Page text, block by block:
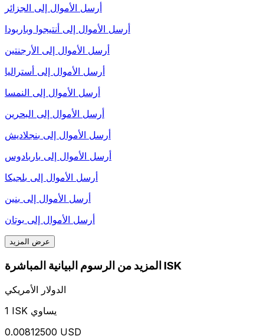
أرسل الأموال إلى الجزائر
أرسل الأموال إلى أنتيجوا وباربودا
أرسل الأموال إلى الأرجنتين
أرسل الأموال إلى أستراليا
أرسل الأموال إلى النمسا
أرسل الأموال إلى البحرين
أرسل الأموال إلى بنجلاديش
أرسل الأموال إلى باربادوس
أرسل الأموال إلى بلجيكا
أرسل الأموال إلى بنين
أرسل الأموال إلى بوتان
عرض المزيد
المزيد من الرسوم البيانية المباشرة ISK
الدولار الأمريكي
1 ISK يساوي
0.00812500 USD